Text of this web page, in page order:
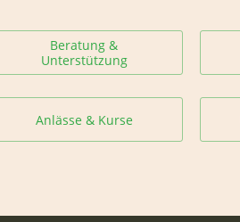
Beratung &
Unterstützung
Anlässe & Kurse